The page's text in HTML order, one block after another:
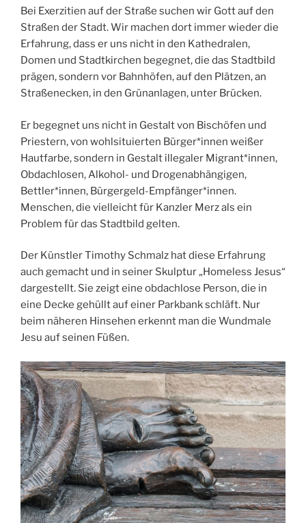
Bei Exerzitien auf der Straße suchen wir Gott auf den
Straßen der Stadt. Wir machen dort immer wieder die
Erfahrung, dass er uns nicht in den Kathedralen,
Domen und Stadtkirchen begegnet, die das Stadtbild
prägen, sondern vor Bahnhöfen, auf den Plätzen, an
Straßenecken, in den Grünanlagen, unter Brücken.
Er begegnet uns nicht in Gestalt von Bischöfen und
Priestern, von wohlsituierten Bürger*innen weißer
Hautfarbe, sondern in Gestalt illegaler Migrant*innen,
Obdachlosen, Alkohol- und Drogenabhängigen,
Bettler*innen, Bürgergeld-Empfänger*innen.
Menschen, die vielleicht für Kanzler Merz als ein
Problem für das Stadtbild gelten.
Der Künstler Timothy Schmalz hat diese Erfahrung
auch gemacht und in seiner Skulptur „Homeless Jesus“
dargestellt. Sie zeigt eine obdachlose Person, die in
eine Decke gehüllt auf einer Parkbank schläft. Nur
beim näheren Hinsehen erkennt man die Wundmale
Jesu auf seinen Füßen.